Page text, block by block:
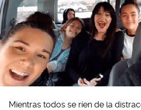
Mientras todos se ríen de la